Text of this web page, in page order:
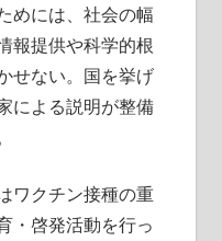
めには、社会の幅
報提供や科学的根
せない。国を挙げ
による説明が整備
ワクチン接種の重
・啓発活動を行っ